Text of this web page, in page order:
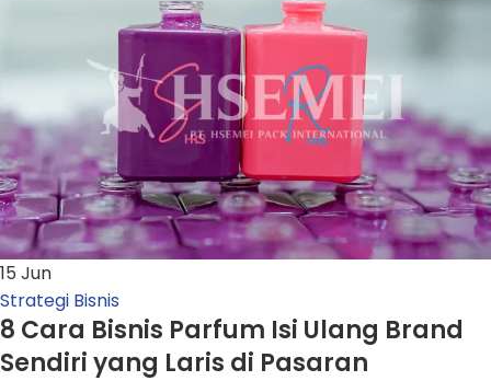
15 Jun
Strategi Bisnis
8 Cara Bisnis Parfum Isi Ulang Brand
Sendiri yang Laris di Pasaran